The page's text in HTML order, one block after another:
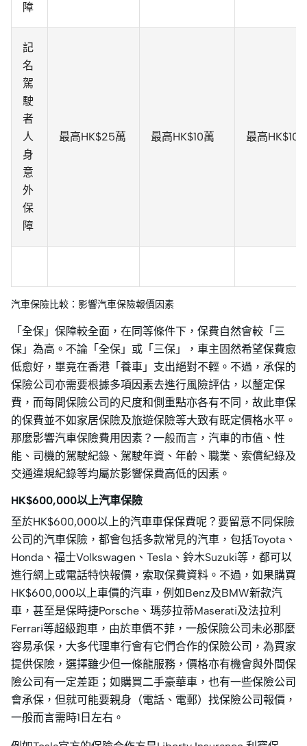
障
記
名
駕
駛
者
人
身
意
外
保
障
最高HK$25萬 最高HK$10萬 最高HK$10
汽車保險比較：影響汽車保險報價因素
「全保」保障較全面，在同等條件下，保費自然會較「三
保」為高。不論「全保」或「三保」，車主固然希望保費愈
低愈好，畢竟在香港「養車」支出絕對不輕。不過，承保的
保險公司亦需要根據多項因素去進行風險評估，以釐定保
費，而每間保險公司的尺度和側重點亦各有不同，故此車保
的保費並不如家居保險及旅遊保險等大致有既定價格水平。
那麼影響汽車保險費用因素？一般而言，汽車的市值、性
能、司機的駕駛紀錄、駕駛年資、年齡、職業、索償紀綠及
交通違規紀錄等均屬於影響保費高低的因素。
HK$600,000以上汽車保險
至於HK$600,000以上的汽車車保保費呢？要留意不同保險
公司的汽車保險，都會包括多款常見的汽車，包括Toyota、
Honda、福士Volkswagen、Tesla、鈴木Suzuki等，都可以
進行網上或電話特快報價，索取保費資料。不過，如果購買
HK$600,000以上車價的汽車，例如Benz及BMW新款汽
車，甚至是保時捷Porsche、瑪莎拉蒂Maserati及法拉利
Ferrari等超級跑車，由於車價不菲，一般保險公司未必那麼
容易承保，大多代理車行會有它們合作的保險公司，為買家
提供保險，選擇雖少但一條龍服務，價格亦有機會與外間保
險公司有一定差距；如購買二手豪華車，也有一些保險公司
會承保，但就可能要親身（電話、電郵）找保險公司報價，
一般而言需時1日左右。